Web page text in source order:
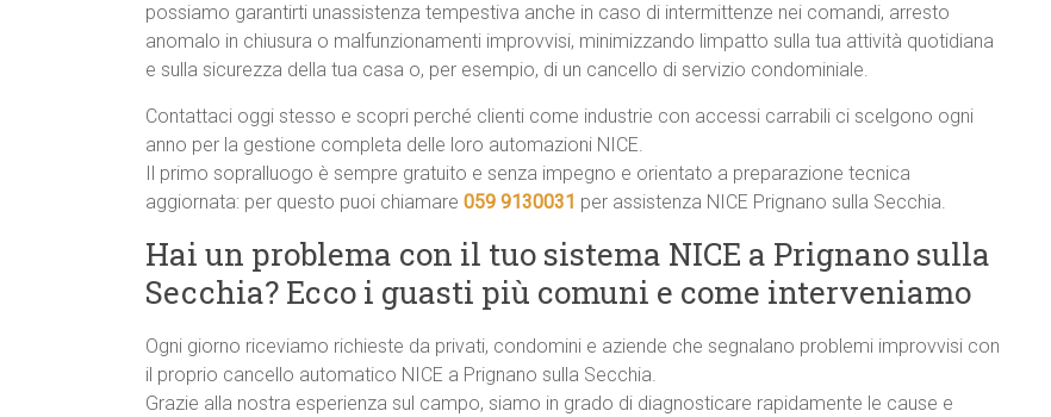
possiamo garantirti unassistenza tempestiva anche in caso di intermittenze nei comandi, arresto
anomalo in chiusura o malfunzionamenti improvvisi, minimizzando limpatto sulla tua attività quotidiana
e sulla sicurezza della tua casa o, per esempio, di un cancello di servizio condominiale.
Contattaci oggi stesso e scopri perché clienti come industrie con accessi carrabili ci scelgono ogni
anno per la gestione completa delle loro automazioni NICE.
Il primo sopralluogo è sempre gratuito e senza impegno e orientato a preparazione tecnica
aggiornata: per questo puoi chiamare 059 9130031 per assistenza NICE Prignano sulla Secchia.
Hai un problema con il tuo sistema NICE a Prignano sulla
Secchia? Ecco i guasti più comuni e come interveniamo
Ogni giorno riceviamo richieste da privati, condomini e aziende che segnalano problemi improvvisi con
il proprio cancello automatico NICE a Prignano sulla Secchia.
Grazie alla nostra esperienza sul campo, siamo in grado di diagnosticare rapidamente le cause e